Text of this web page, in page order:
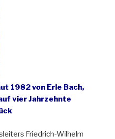
1982 von Erle Bach,
vier Jahrzehnte
Friedrich-Wilhelm